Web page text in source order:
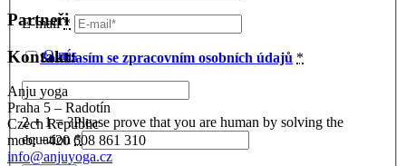
O nás
E-mail*
Souhlasím se zpracovním osobních údajů *
2 + 1 = ?Please prove that you are human by solving the
equation*
Partneři
Kontakt:
Anju yoga
Praha 5 – Radotín
Czech Republic
mob: +420 608 861 310
info@anjuyoga.cz